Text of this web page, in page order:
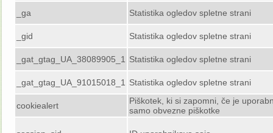
_ga Statistika ogledov spletne strani
_gid Statistika ogledov spletne strani
_gat_gtag_UA_38089905_1 Statistika ogledov spletne strani
_gat_gtag_UA_91015018_1 Statistika ogledov spletne strani
cookiealert
Piškotek, ki si zapomni, če je
samo obvezne piškotke